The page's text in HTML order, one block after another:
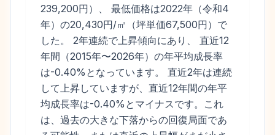
239,200円）、 最低価格は2022年（令和4
年）の20,430円/㎡（坪単価67,500円）で
した。 2年連続で上昇傾向にあり、 直近12
年間（2015年〜2026年）の年平均成長率
は-0.40%となっています。 直近2年は連続
して上昇していますが、直近12年間の年平
均成長率は-0.40%とマイナスです。これ
は、過去の大きな下落からの回復局面であ